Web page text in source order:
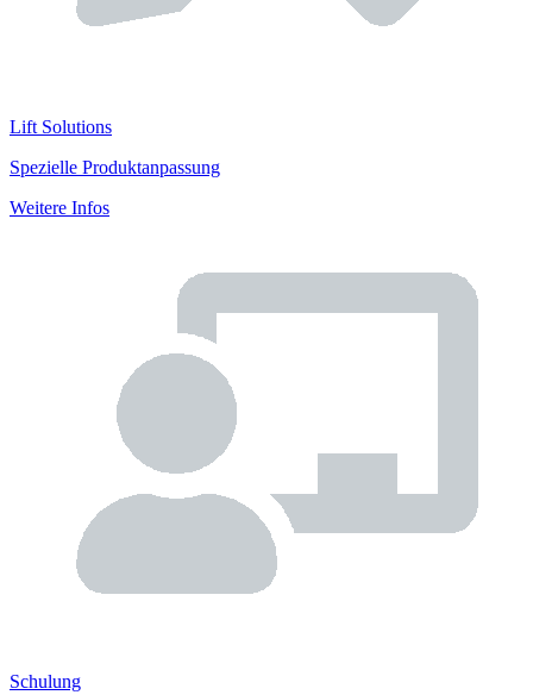
Lift Solutions
Spezielle Produktanpassung
Weitere Infos
Schulung